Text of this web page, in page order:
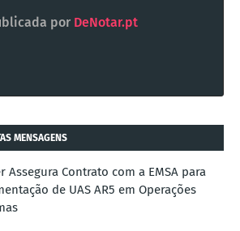
por DeNotar.pt
MENSAGENS
Assegura Contrato com a EMSA para
de UAS AR5 em Operações